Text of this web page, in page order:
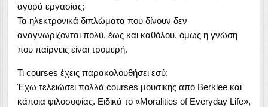
αγορά εργασίας;
Τα ηλεκτρονικά διπλώματα που δίνουν δεν
αναγνωρίζονται πολύ, έως και καθόλου, όμως η γνώση
που παίρνεις είναι τρομερή.
Τι courses έχεις παρακολουθήσει εσύ;
Έχω τελειώσει πολλά courses μουσικής από Berklee και
κάποια φιλοσοφίας. Ειδικά το «Μoralities of Εveryday Life»,